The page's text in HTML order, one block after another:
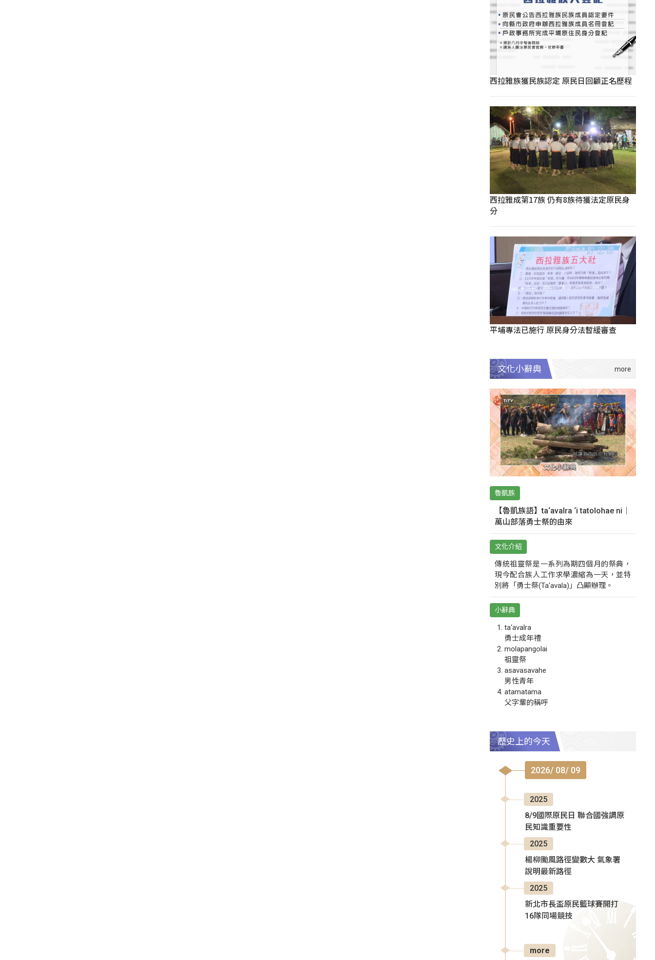
西拉雅族獲民族認定 原民日回顧正名歷程
西拉雅成第17族 仍有8族待獲法定原民身
分
平埔專法已施行 原民身分法暫緩審查
文化小辭典
魯凱族
【魯凱族語】ta‘avalra ‘i tatolohae ni｜
萬山部落勇士祭的由來
文化介紹
傳統祖靈祭是一系列為期四個月的祭典，
現今配合族人工作求學濃縮為一天，並特
別將「勇士祭(Ta‘avala)」凸顯辦理。
小辭典
ta‘avalra
勇士成年禮
molapangolai
祖靈祭
asavasavahe
男性青年
atamatama
父字輩的稱呼
歷史上的今天
2026/ 08/ 09
2025
8/9國際原民日 聯合國強調原
民知識重要性
2025
楊柳颱風路徑變數大 氣象署
說明最新路徑
2025
新北市長盃原民籃球賽開打
16隊同場競技
more